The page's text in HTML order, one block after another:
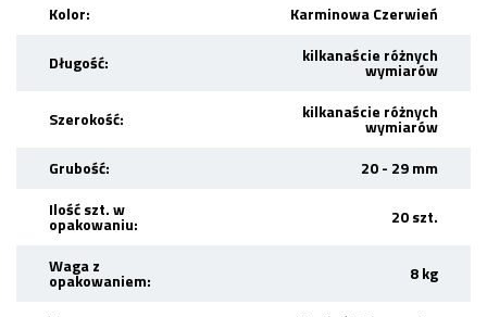
Kolor: Karminowa Czerwień
Długość: kilkanaście różnych
wymiarów
Szerokość: kilkanaście różnych
wymiarów
Grubość:
20 - 29 mm
Ilość szt. w
opakowaniu: 20 szt.
Waga z
opakowaniem: 8 kg